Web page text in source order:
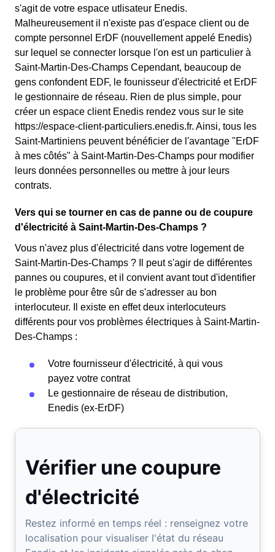
s'agit de votre espace utlisateur Enedis.
Malheureusement il n'existe pas d'espace client ou de
compte personnel ErDF (nouvellement appelé Enedis)
sur lequel se connecter lorsque l'on est un particulier à
Saint-Martin-Des-Champs Cependant, beaucoup de
gens confondent EDF, le founisseur d'électricité et ErDF
le gestionnaire de réseau. Rien de plus simple, pour
créer un espace client Enedis rendez vous sur le site
https://espace-client-particuliers.enedis.fr. Ainsi, tous les
Saint-Martiniens peuvent bénéficier de l'avantage "ErDF
à mes côtés" à Saint-Martin-Des-Champs pour modifier
leurs données personnelles ou mettre à jour leurs
contrats.
Vers qui se tourner en cas de panne ou de coupure
d'électricité à Saint-Martin-Des-Champs ?
Vous n'avez plus d'électricité dans votre logement de
Saint-Martin-Des-Champs ? Il peut s'agir de différentes
pannes ou coupures, et il convient avant tout d'identifier
le problème pour être sûr de s'adresser au bon
interlocuteur. Il existe en effet deux interlocuteurs
différents pour vos problèmes électriques à Saint-Martin-
Des-Champs :
Votre fournisseur d'électricité, à qui vous
payez votre contrat
Le gestionnaire de réseau de distribution,
Enedis (ex-ErDF)